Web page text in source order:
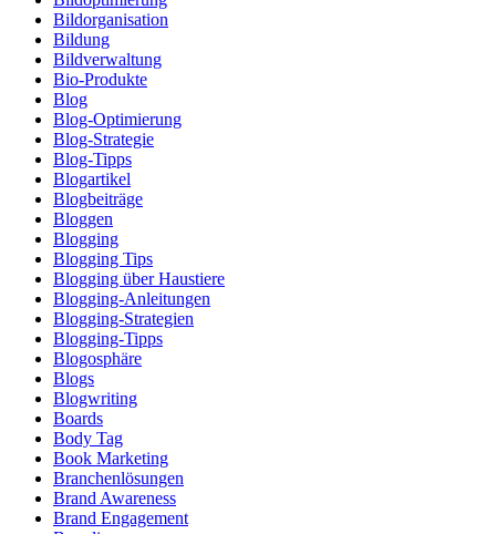
Bildorganisation
Bildung
Bildverwaltung
Bio-Produkte
Blog
Blog-Optimierung
Blog-Strategie
Blog-Tipps
Blogartikel
Blogbeiträge
Bloggen
Blogging
Blogging Tips
Blogging über Haustiere
Blogging-Anleitungen
Blogging-Strategien
Blogging-Tipps
Blogosphäre
Blogs
Blogwriting
Boards
Body Tag
Book Marketing
Branchenlösungen
Brand Awareness
Brand Engagement